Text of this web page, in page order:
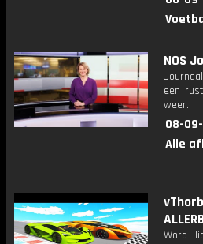
NOS
een
weer.
08-
Alle
Word